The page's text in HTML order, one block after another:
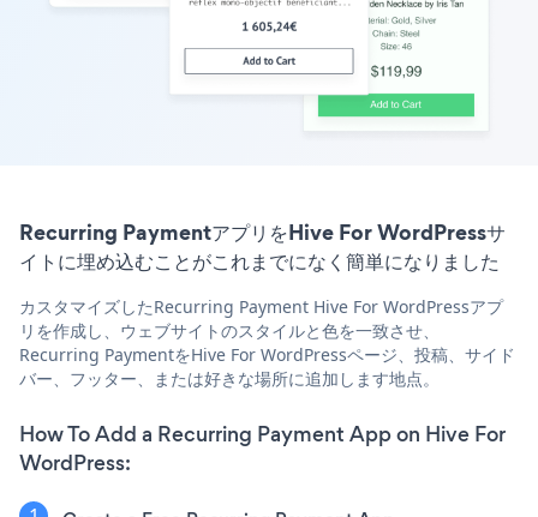
Recurring PaymentアプリをHive For WordPressサ
イトに埋め込むことがこれまでになく簡単になりました
カスタマイズしたRecurring Payment Hive For WordPressアプ
リを作成し、ウェブサイトのスタイルと色を一致させ、
Recurring PaymentをHive For WordPressページ、投稿、サイド
バー、フッター、または好きな場所に追加します地点。
How To Add a Recurring Payment App on Hive For
WordPress: